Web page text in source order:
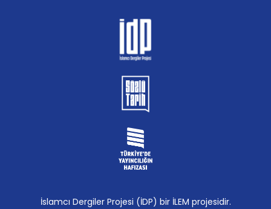
İslamcı Dergiler Projesi (İDP) bir İLEM projesidir.